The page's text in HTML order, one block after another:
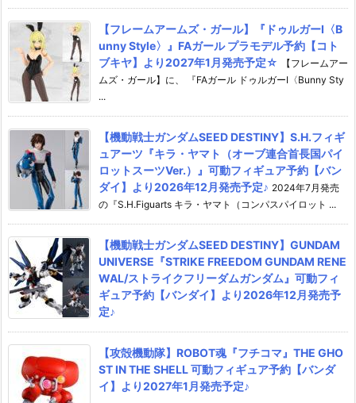
【フレームアームズ・ガール】『ドゥルガーI〈B
unny Style〉』FAガール プラモデル予約【コト
ブキヤ】より2027年1月発売予定☆
【フレームアー
ムズ・ガール】に、 『FAガール ドゥルガーI〈Bunny Sty
...
【機動戦士ガンダムSEED DESTINY】S.H.フィギ
ュアーツ『キラ・ヤマト（オーブ連合首長国パイ
ロットスーツVer.）』可動フィギュア予約【バン
ダイ】より2026年12月発売予定♪ 2024年7月発売
の『S.H.Figuarts キラ・ヤマト（コンパスパイロット ...
【機動戦士ガンダムSEED DESTINY】GUNDAM
UNIVERSE『STRIKE FREEDOM GUNDAM RENE
WAL/ストライクフリーダムガンダム』可動フィ
ギュア予約【バンダイ】より2026年12月発売予
定♪
【攻殻機動隊】ROBOT魂『フチコマ』THE GHO
ST IN THE SHELL 可動フィギュア予約【バンダ
イ】より2027年1月発売予定♪